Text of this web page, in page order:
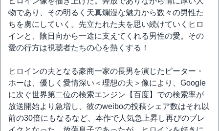
物であり、その明るく天真爛漫な魅力から数々の男性た
ちを虜にしていく。先立たれた夫を思い続けていくヒロ
インと、陰日向から一途に支えてくれる男性の愛。その
愛の行方は視聴者たちの心を熱くする！
ヒロインの夫となる豪商一家の長男を演じたピーター・
ホーは、優しく愛情深い＜理想の夫＞像により、Google
に次ぐ世界第二位の検索エンジン【百度】での検索率が
放送開始より急増し、彼のweiboの投稿シェア数はそれ以
前の30倍にもなるなど、本作で人気急上昇し再びのブレ